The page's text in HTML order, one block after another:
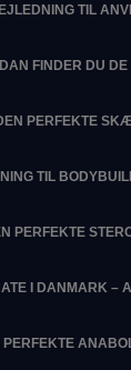
TIL
FINDER DU
PERFEKTE
TIL
PERFEKTE
I DANMARK –